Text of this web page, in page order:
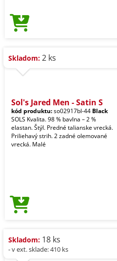
Skladom: 2 ks
Sol's Jared Men - Satin S
kód produktu:so02917bl-44 Black
SOLS Kvalita. 98 % bavlna – 2 %
elastan. Štýl. Predné talianske vrecká.
Priliehavý strih. 2 zadné olemované
vrecká. Malé
Skladom: 18 ks
- v ext. sklade: 410 ks